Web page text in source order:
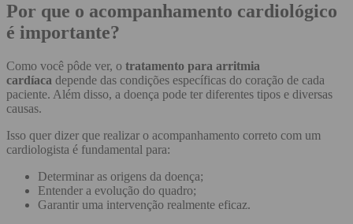
Por que o acompanhamento cardiológico
é importante?
Como você pôde ver, o tratamento para arritmia
cardíaca depende das condições específicas do coração de cada
paciente. Além disso, a doença pode ter diferentes tipos e diversas
causas.
Isso quer dizer que realizar o acompanhamento correto com um
cardiologista é fundamental para:
Determinar as origens da doença;
Entender a evolução do quadro;
Garantir uma intervenção realmente eficaz.